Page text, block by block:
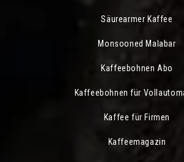
Säurearmer Kaffee
Monsooned Malabar
Kaffeebohnen Abo
Kaffeebohnen für
Kaffee für Firmen
Kaffeemagazin